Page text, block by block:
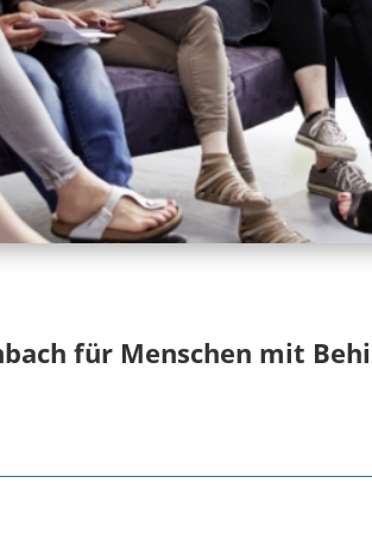
für Menschen mit